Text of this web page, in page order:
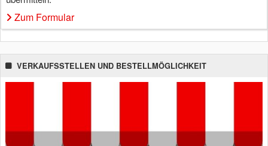
Zum Formular
VERKAUFSSTELLEN UND BESTELLMÖGLICHKEIT